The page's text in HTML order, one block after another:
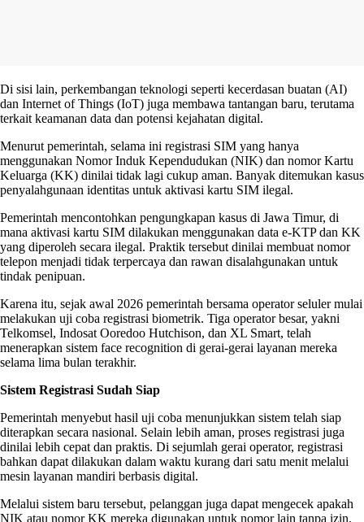
Di sisi lain, perkembangan teknologi seperti kecerdasan buatan (AI)
dan Internet of Things (IoT) juga membawa tantangan baru, terutama
terkait keamanan data dan potensi kejahatan digital.
Menurut pemerintah, selama ini registrasi SIM yang hanya
menggunakan Nomor Induk Kependudukan (NIK) dan nomor Kartu
Keluarga (KK) dinilai tidak lagi cukup aman. Banyak ditemukan kasus
penyalahgunaan identitas untuk aktivasi kartu SIM ilegal.
Pemerintah mencontohkan pengungkapan kasus di Jawa Timur, di
mana aktivasi kartu SIM dilakukan menggunakan data e-KTP dan KK
yang diperoleh secara ilegal. Praktik tersebut dinilai membuat nomor
telepon menjadi tidak terpercaya dan rawan disalahgunakan untuk
tindak penipuan.
Karena itu, sejak awal 2026 pemerintah bersama operator seluler mulai
melakukan uji coba registrasi biometrik. Tiga operator besar, yakni
Telkomsel, Indosat Ooredoo Hutchison, dan XL Smart, telah
menerapkan sistem face recognition di gerai-gerai layanan mereka
selama lima bulan terakhir.
Sistem Registrasi Sudah Siap
Pemerintah menyebut hasil uji coba menunjukkan sistem telah siap
diterapkan secara nasional. Selain lebih aman, proses registrasi juga
dinilai lebih cepat dan praktis. Di sejumlah gerai operator, registrasi
bahkan dapat dilakukan dalam waktu kurang dari satu menit melalui
mesin layanan mandiri berbasis digital.
Melalui sistem baru tersebut, pelanggan juga dapat mengecek apakah
NIK atau nomor KK mereka digunakan untuk nomor lain tanpa izin.